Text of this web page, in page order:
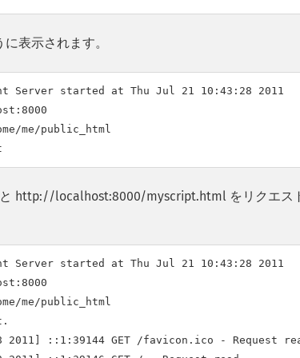
表示されます。
Server started at Thu Jul 21 10:43:28 2011
me/public_html
http://localhost:8000/myscript.html をリクエス
Server started at Thu Jul 21 10:43:28 2011
me/public_html
2011] ::1:39144 GET /favicon.ico - Request